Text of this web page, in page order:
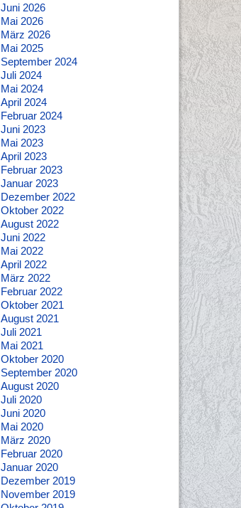
Juni 2026
Mai 2026
März 2026
Mai 2025
September 2024
Juli 2024
Mai 2024
April 2024
Februar 2024
Juni 2023
Mai 2023
April 2023
Februar 2023
Januar 2023
Dezember 2022
Oktober 2022
August 2022
Juni 2022
Mai 2022
April 2022
März 2022
Februar 2022
Oktober 2021
August 2021
Juli 2021
Mai 2021
Oktober 2020
September 2020
August 2020
Juli 2020
Juni 2020
Mai 2020
März 2020
Februar 2020
Januar 2020
Dezember 2019
November 2019